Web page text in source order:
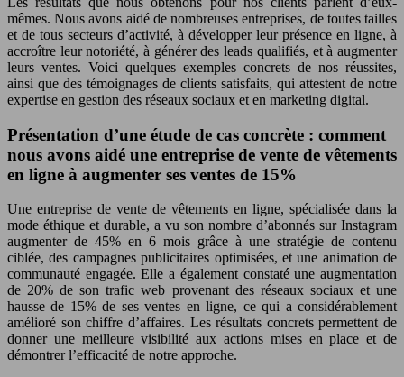
mêmes. Nous avons aidé de nombreuses entreprises, de toutes tailles
et de tous secteurs d’activité, à développer leur présence en ligne, à
accroître leur notoriété, à générer des leads qualifiés, et à augmenter
leurs ventes. Voici quelques exemples concrets de nos réussites,
ainsi que des témoignages de clients satisfaits, qui attestent de notre
expertise en gestion des réseaux sociaux et en marketing digital.
Présentation d’une étude de cas concrète : comment
nous avons aidé une entreprise de vente de vêtements
en ligne à augmenter ses ventes de 15%
Une entreprise de vente de vêtements en ligne, spécialisée dans la
mode éthique et durable, a vu son nombre d’abonnés sur Instagram
augmenter de 45% en 6 mois grâce à une stratégie de contenu
ciblée, des campagnes publicitaires optimisées, et une animation de
communauté engagée. Elle a également constaté une augmentation
de 20% de son trafic web provenant des réseaux sociaux et une
hausse de 15% de ses ventes en ligne, ce qui a considérablement
amélioré son chiffre d’affaires. Les résultats concrets permettent de
donner une meilleure visibilité aux actions mises en place et de
démontrer l’efficacité de notre approche.